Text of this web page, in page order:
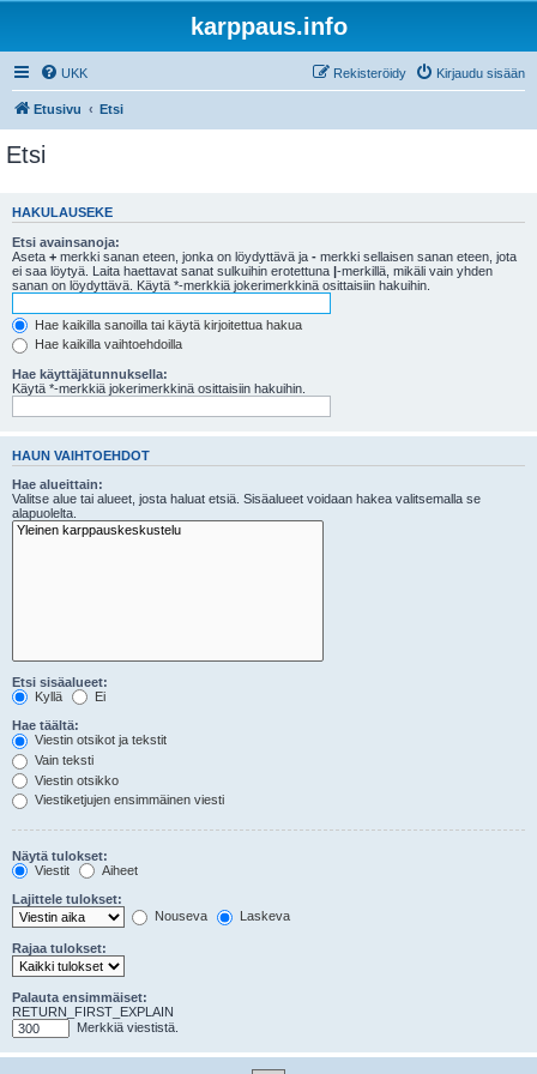
karppaus.info
UKK Kirjaudu sisään
Rekisteröidy
Etusivu Etsi
Etsi
HAKULAUSEKE
Etsi avainsanoja:
Aseta + merkki sanan eteen, jonka on löydyttävä ja - merkki sellaisen sanan eteen, jota
ei saa löytyä. Laita haettavat sanat sulkuihin erotettuna |-merkillä, mikäli vain yhden
sanan on löydyttävä. Käytä *-merkkiä jokerimerkkinä osittaisiin hakuihin.
Hae kaikilla sanoilla tai käytä kirjoitettua hakua
Hae kaikilla vaihtoehdoilla
Hae käyttäjätunnuksella:
Käytä *-merkkiä jokerimerkkinä osittaisiin hakuihin.
HAUN VAIHTOEHDOT
Hae alueittain:
Valitse alue tai alueet, josta haluat etsiä. Sisäalueet voidaan hakea valitsemalla se
alapuolelta.
Etsi sisäalueet:
Kyllä
Ei
Hae täältä:
Viestin otsikot ja tekstit
Vain teksti
Viestin otsikko
Viestiketjujen ensimmäinen viesti
Näytä tulokset:
Viestit
Aiheet
Lajittele tulokset:
Nouseva
Laskeva
Rajaa tulokset:
Palauta ensimmäiset:
RETURN_FIRST_EXPLAIN
Merkkiä viestistä.